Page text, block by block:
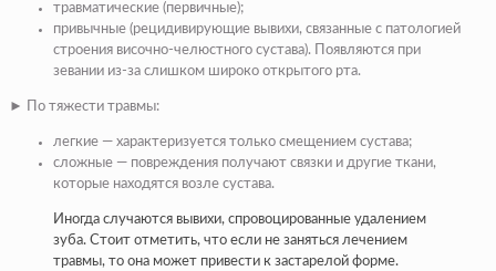
травматические (первичные);
привычные (рецидивирующие вывихи, связанные с патологией
строения височно-челюстного сустава). Появляются при
зевании из-за слишком широко открытого рта.
► По тяжести травмы:
легкие — характеризуется только смещением сустава;
сложные — повреждения получают связки и другие ткани,
которые находятся возле сустава.
Иногда случаются вывихи, спровоцированные удалением
зуба. Стоит отметить, что если не заняться лечением
травмы, то она может привести к застарелой форме.